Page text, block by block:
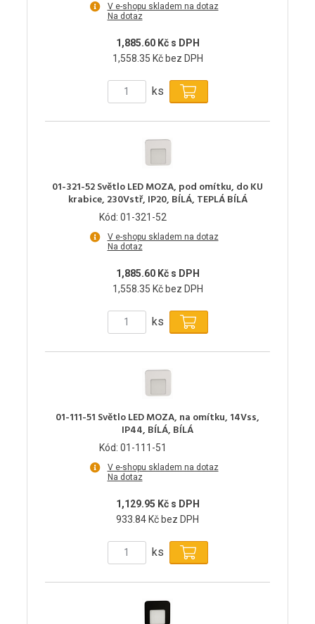
V e-shopu skladem na dotaz
Na dotaz
1,885.60 Kč s DPH
1,558.35 Kč bez DPH
ks
01-321-52 Světlo LED MOZA, pod omítku, do KU
krabice, 230Vstř, IP20, BÍLÁ, TEPLÁ BÍLÁ
Kód: 01-321-52
V e-shopu skladem na dotaz
Na dotaz
1,885.60 Kč s DPH
1,558.35 Kč bez DPH
ks
01-111-51 Světlo LED MOZA, na omítku, 14Vss,
IP44, BÍLÁ, BÍLÁ
Kód: 01-111-51
V e-shopu skladem na dotaz
Na dotaz
1,129.95 Kč s DPH
933.84 Kč bez DPH
ks